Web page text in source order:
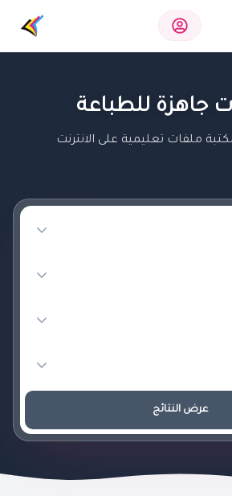
جاهزة للطباعة
ملفات تعليمية على الانترنت
عرض النتائج